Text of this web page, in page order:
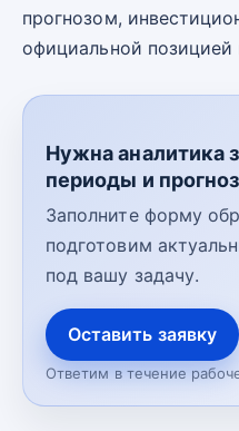
прогнозом,
официальной позицией
Нужна аналитика
периоды и
Заполните форму
подготовим
под вашу задачу.
Оставить заявку
Ответим в течение